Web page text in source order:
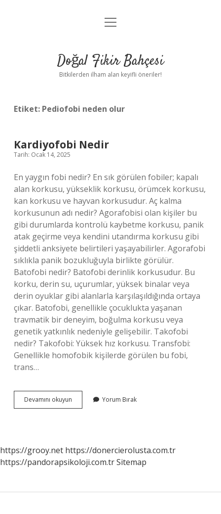
Anasayfa
Yasal Uyarı
menüyü
Doğal Fikir Bahçesi
Bitkilerden ilham alan keyifli öneriler!
Etiket: Pediofobi neden olur
Kardiyofobi Nedir
Tarih: Ocak 14, 2025
En yaygın fobi nedir? En sık görülen fobiler; kapalı
alan korkusu, yükseklik korkusu, örümcek korkusu,
kan korkusu ve hayvan korkusudur. Aç kalma
korkusunun adı nedir? Agorafobisi olan kişiler bu
gibi durumlarda kontrolü kaybetme korkusu, panik
atak geçirme veya kendini utandırma korkusu gibi
şiddetli anksiyete belirtileri yaşayabilirler. Agorafobi
sıklıkla panik bozukluğuyla birlikte görülür.
Batofobi nedir? Batofobi derinlik korkusudur. Bu
korku, derin su, uçurumlar, yüksek binalar veya
derin oyuklar gibi alanlarla karşılaşıldığında ortaya
çıkar. Batofobi, genellikle çocuklukta yaşanan
travmatik bir deneyim, boğulma korkusu veya
genetik yatkınlık nedeniyle gelişebilir. Takofobi
nedir? Takofobi: Yüksek hız korkusu. Transfobi:
Genellikle homofobik kişilerde görülen bu fobi,
trans…
Devamını okuyun Kardiyofobi
Nedir
Yorum Bırak
https://grooy.net https://donercierolusta.com.tr
https://pandorapsikoloji.com.trSitemap